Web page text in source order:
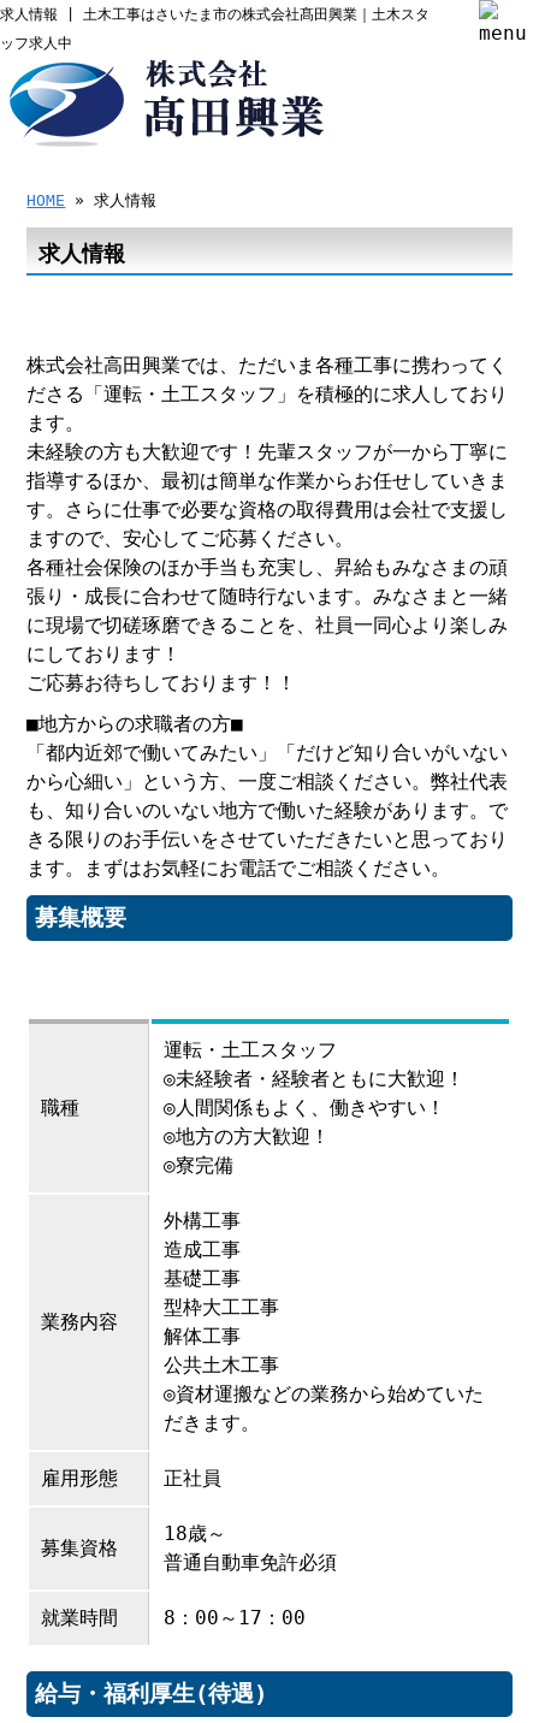
求人情報 | 土木工事はさいたま市の株式会社髙田興業｜土木スタ
ッフ求人中
HOME » 求人情報
求人情報
株式会社高田興業では、ただいま各種工事に携わってく
ださる「運転・土工スタッフ」を積極的に求人しており
ます。
未経験の方も大歓迎です！先輩スタッフが一から丁寧に
指導するほか、最初は簡単な作業からお任せしていきま
す。さらに仕事で必要な資格の取得費用は会社で支援し
ますので、安心してご応募ください。
各種社会保険のほか手当も充実し、昇給もみなさまの頑
張り・成長に合わせて随時行ないます。みなさまと一緒
に現場で切磋琢磨できることを、社員一同心より楽しみ
にしております！
ご応募お待ちしております！！
■地方からの求職者の方■
「都内近郊で働いてみたい」「だけど知り合いがいない
から心細い」という方、一度ご相談ください。弊社代表
も、知り合いのいない地方で働いた経験があります。で
きる限りのお手伝いをさせていただきたいと思っており
ます。まずはお気軽にお電話でご相談ください。
募集概要
職種
運転・土工スタッフ
◎未経験者・経験者ともに大歓迎！
◎人間関係もよく、働きやすい！
◎地方の方大歓迎！
◎寮完備
業務内容
外構工事
造成工事
基礎工事
型枠大工工事
解体工事
公共土木工事
◎資材運搬などの業務から始めていた
だきます。
雇用形態 正社員
募集資格
18歳～
普通自動車免許必須
就業時間 8：00～17：00
給与・福利厚生(待遇)